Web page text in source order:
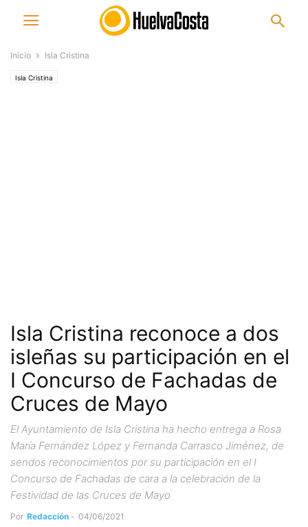
Inicio Isla Cristina
Isla Cristina
Isla Cristina reconoce a dos
isleñas su participación en el
I Concurso de Fachadas de
Cruces de Mayo
El Ayuntamiento de Isla Cristina ha hecho entrega a Rosa
María Fernández López y Fernanda Carrasco Jiménez, de
sendos reconocimientos por su participación en el I
Concurso de Fachadas de cara a la celebración de la
Festividad de las Cruces de Mayo
Por Redacción - 04/06/2021